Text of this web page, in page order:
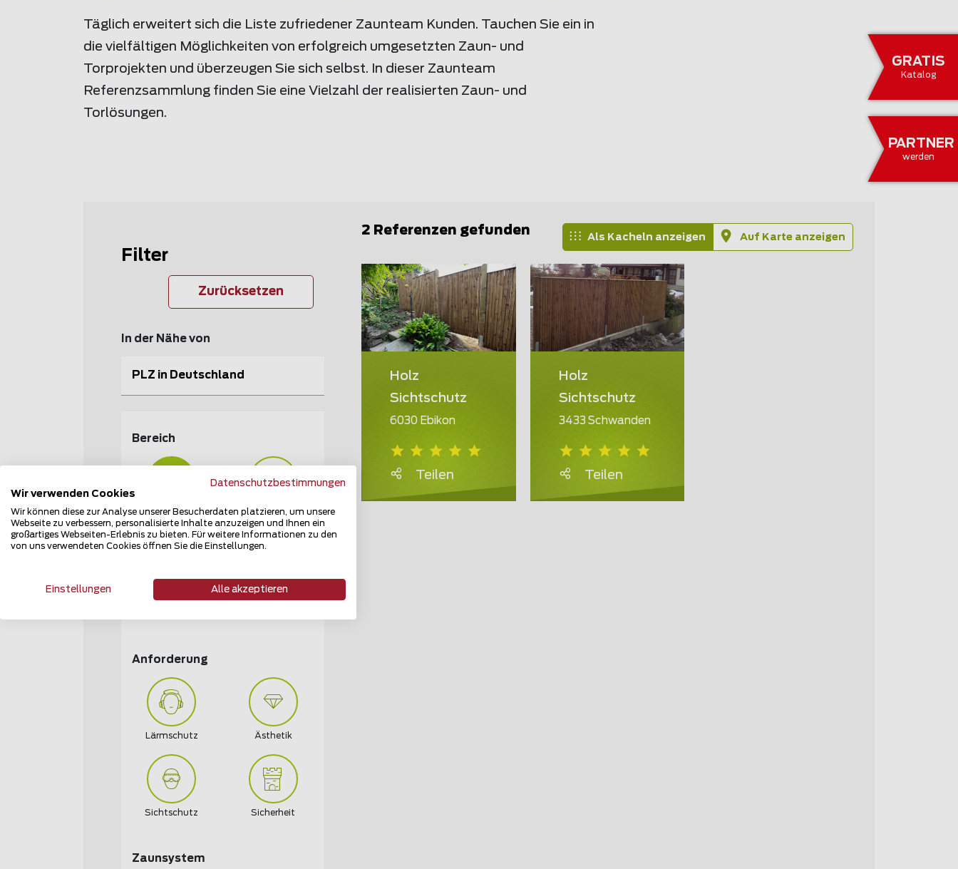
GRATIS
Katalog
PARTNER
werden
Täglich erweitert sich die Liste zufriedener Zaunteam Kunden. Tauchen Sie ein in
die vielfältigen Möglichkeiten von erfolgreich umgesetzten Zaun- und
Torprojekten und überzeugen Sie sich selbst. In dieser Zaunteam
Referenzsammlung finden Sie eine Vielzahl der realisierten Zaun- und
Torlösungen.
Filter
Zurücksetzen
In der Nähe von
PLZ in Deutschland
Bereich
Heim und Garten
Industrie und
Sicherheit
Öffentliche Hand
Tiere, Forst- und
Anforderung
Lärmschutz Ästhetik
Sichtschutz Sicherheit
Zaunsystem
2 Referenzen gefunden Als Kacheln anzeigen Auf Karte anzeigen
Holz
Sichtschutz
6030 Ebikon
Teilen
Holz
Sichtschutz
3433 Schwanden
Teilen
Datenschutzbestimmungen
Wir verwenden Cookies
Wir können diese zur Analyse unserer Besucherdaten platzieren, um unsere
Webseite zu verbessern, personalisierte Inhalte anzuzeigen und Ihnen ein
großartiges Webseiten-Erlebnis zu bieten. Für weitere Informationen zu den
von uns verwendeten Cookies öffnen Sie die Einstellungen.
Einstellungen Alle akzeptieren